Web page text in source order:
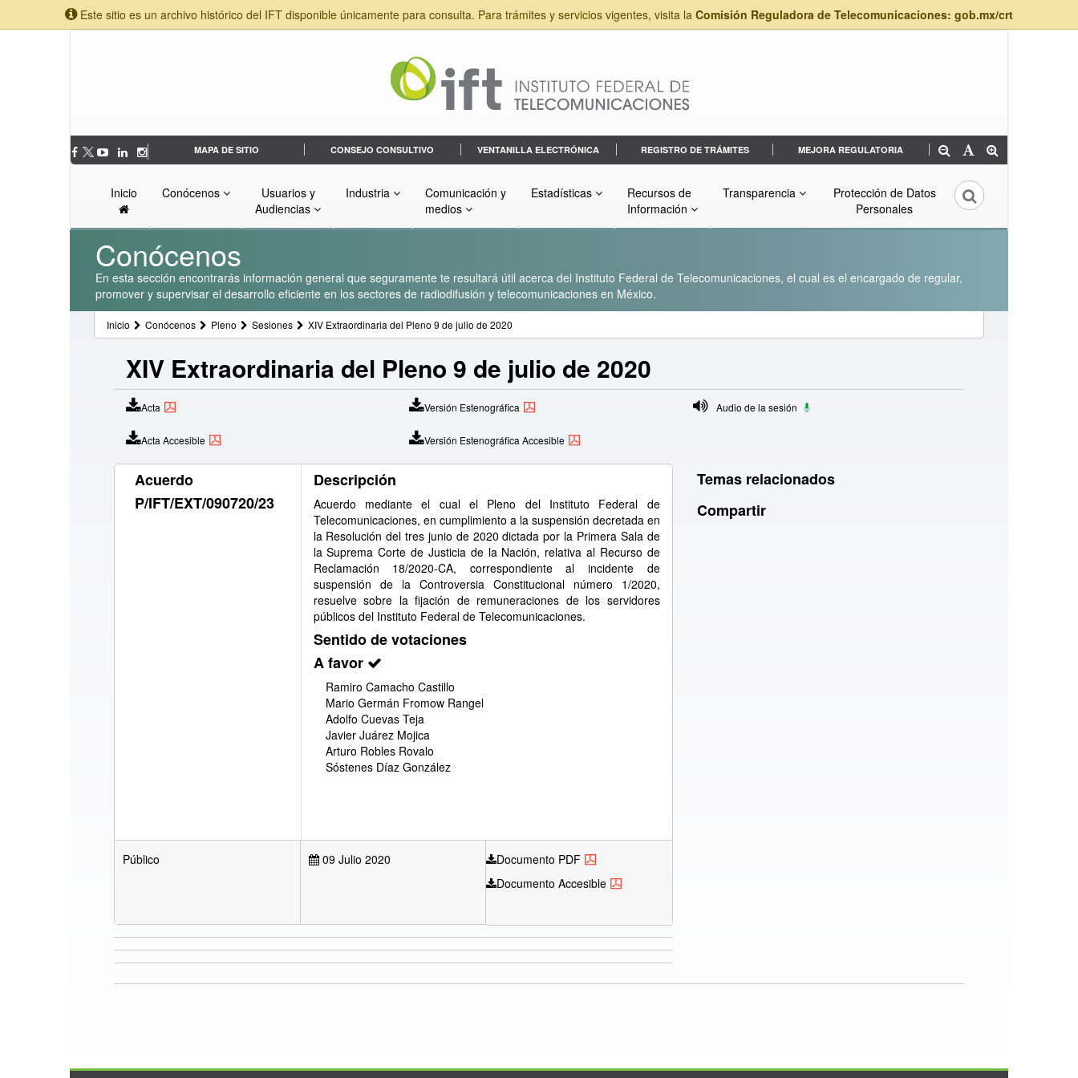
Este sitio es un archivo histórico del IFT disponible únicamente para consulta. Para trámites y servicios vigentes, visita la Comisión Reguladora de Telecomunicaciones: gob.mx/crt
MAPA DE SITIO CONSEJO CONSULTIVO VENTANILLA ELECTRÓNICA REGISTRO DE TRÁMITES MEJORA REGULATORIA
Inicio Conócenos
Usuarios y
Audiencias
Industria
Comunicación y
medios
Estadísticas
Recursos de
Información
Transparencia
Protección de Datos
Personales
Conócenos
En esta sección encontrarás información general que seguramente te resultará útil acerca del Instituto Federal de Telecomunicaciones, el cual es el encargado de regular,
promover y supervisar el desarrollo eficiente en los sectores de radiodifusión y telecomunicaciones en México.
Inicio Conócenos Pleno Sesiones XIV Extraordinaria del Pleno 9 de julio de 2020
XIV Extraordinaria del Pleno 9 de julio de 2020
Acta
Acta Accesible
Versión Estenográfica
Versión Estenográfica Accesible
Audio de la sesión
Acuerdo
P/IFT/EXT/090720/23
Descripción
Acuerdo mediante el cual el Pleno del Instituto Federal de
Telecomunicaciones, en cumplimiento a la suspensión decretada en
la Resolución del tres junio de 2020 dictada por la Primera Sala de
la Suprema Corte de Justicia de la Nación, relativa al Recurso de
Reclamación 18/2020-CA, correspondiente al incidente de
suspensión de la Controversia Constitucional número 1/2020,
resuelve sobre la fijación de remuneraciones de los servidores
públicos del Instituto Federal de Telecomunicaciones.
Sentido de votaciones
A favor
Ramiro Camacho Castillo
Mario Germán Fromow Rangel
Adolfo Cuevas Teja
Javier Juárez Mojica
Arturo Robles Rovalo
Sóstenes Díaz González
Público 09 Julio 2020
Documento PDF
Documento Accesible
Temas relacionados
Compartir